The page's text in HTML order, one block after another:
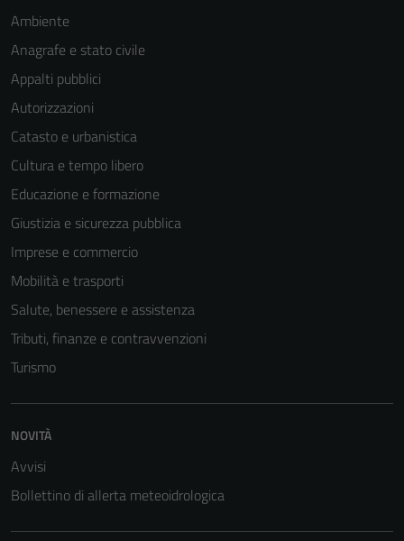
Ambiente
Anagrafe e stato civile
Appalti pubblici
Autorizzazioni
Catasto e urbanistica
Cultura e tempo libero
Educazione e formazione
Giustizia e sicurezza pubblica
Imprese e commercio
Mobilità e trasporti
Salute, benessere e assistenza
Tributi, finanze e contravvenzioni
Turismo
NOVITÀ
Avvisi
Bollettino di allerta meteoidrologica
possono